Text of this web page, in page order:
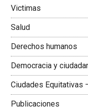
Victimas
Salud
Derechos humanos
Democracia y
Ciudades Equitativas
Publicaciones